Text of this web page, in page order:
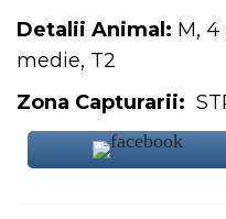
Detalii Animal: M,
medie, T2
Zona Capturarii: